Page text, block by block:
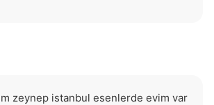
zeynep istanbul esenlerde evim var